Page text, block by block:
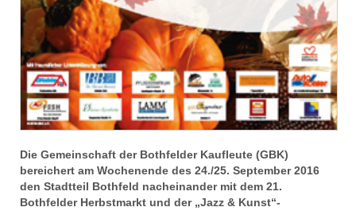
Die Gemeinschaft der Bothfelder Kaufleute (GBK)
bereichert am Wochenende des 24./25. September 2016
den Stadtteil Bothfeld nacheinander mit dem 21.
Bothfelder Herbstmarkt und der „Jazz & Kunst“-